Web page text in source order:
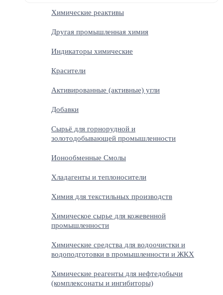
Химические реактивы
Другая промышленная химия
Индикаторы химические
Красители
Активированные (активные) угли
Добавки
Сырьё для горнорудной и
золотодобывающей промышленности
Ионообменные Смолы
Хладагенты и теплоносители
Химия для текстильных производств
Химическое сырье для кожевенной
промышленности
Химические средства для водоочистки и
водоподготовки в промышленности и ЖКХ
Химические реагенты для нефтедобычи
(комплексонаты и ингибиторы)